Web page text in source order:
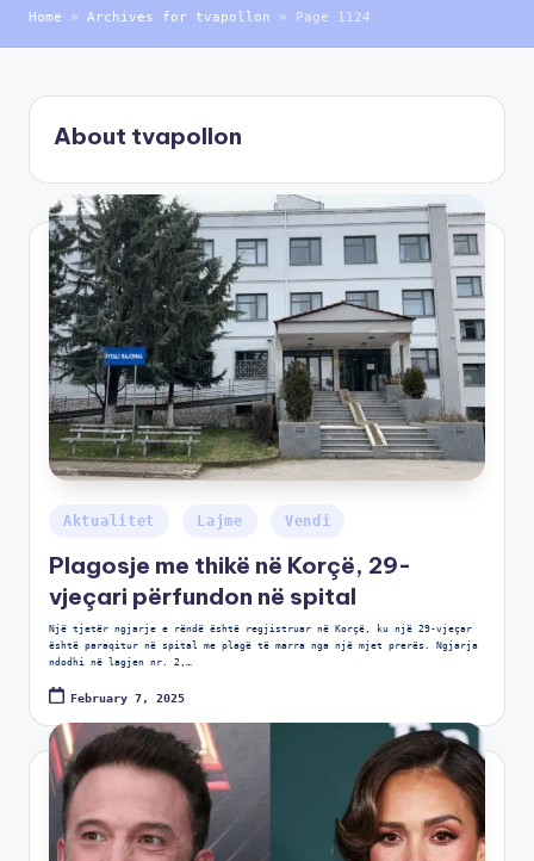
Home » Archives for tvapollon » Page 1124
About tvapollon
Aktualitet Lajme Vendi
Plagosje me thikë në Korçë, 29-
vjeçari përfundon në spital
Një tjetër ngjarje e rëndë është regjistruar në Korçë, ku një 29-vjeçar
është paraqitur në spital me plagë të marra nga një mjet prerës. Ngjarja
ndodhi në lagjen nr. 2,…
February 7, 2025